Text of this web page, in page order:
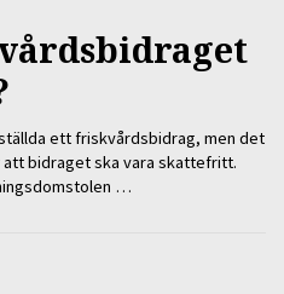
ett friskvårdsbidrag, men det
bidraget ska vara skattefritt.
…